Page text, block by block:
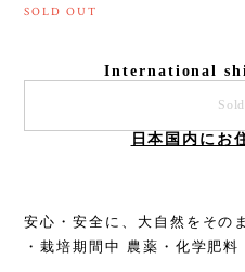
SOLD OUT
International
日本国内にお
安心・安全に、大自然をその
・栽培期間中 農薬・化学肥料